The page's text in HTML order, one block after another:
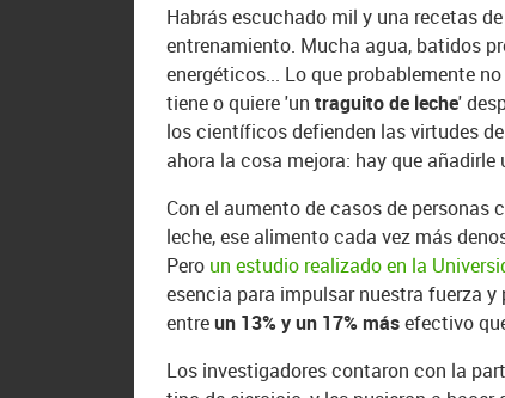
Habrás escuchado mil y una recetas
entrenamiento. Mucha agua, batidos
energéticos... Lo que probablemente
tiene o quiere 'untraguito de leche'
los científicos defienden las virtudes
ahora la cosa mejora: hay que
Con el aumento de casos de personas
leche, ese alimento cada vez más
Pero un estudio realizado en la
esencia para impulsar nuestra fuerza
entreun 13% y un 17% másefectivo
Los investigadores contaron con la